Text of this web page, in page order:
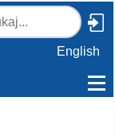
English